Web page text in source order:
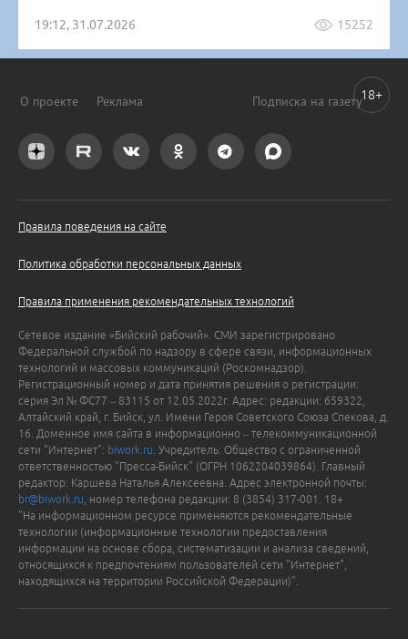
19:12, 31.07.2026 15252
О проекте Реклама Подписка на газету
Правила поведения на сайте
Политика обработки персональных данных
Правила применения рекомендательных технологий
Сетевое издание «Бийский рабочий». СМИ зарегистрировано
Федеральной службой по надзору в сфере связи, информационных
технологий и массовых коммуникаций (Роскомнадзор).
Регистрационный номер и дата принятия решения о регистрации:
серия Эл № ФС77 – 83115 от 12.05.2022г. Адрес: редакции: 659322,
Алтайский край, г. Бийск, ул. Имени Героя Советского Союза Спекова, д.
16. Доменное имя сайта в информационно – телекоммуникационной
сети "Интернет": biwork.ru . Учредитель: Общество с ограниченной
ответственностью "Пресса-Бийск" (ОГРН 1062204039864). Главный
редактор: Каршева Наталья Алексеевна. Адрес электронной почты:
br@biwork.ru , номер телефона редакции: 8 (3854) 317-001. 18+
"На информационном ресурсе применяются рекомендательные
технологии (информационные технологии предоставления
информации на основе сбора, систематизации и анализа сведений,
относящихся к предпочтениям пользователей сети "Интернет",
находящихся на территории Российской Федерации)".
18+